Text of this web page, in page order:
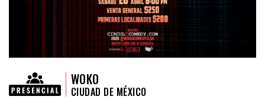
WOKO
CIUDAD DE MÉXICO